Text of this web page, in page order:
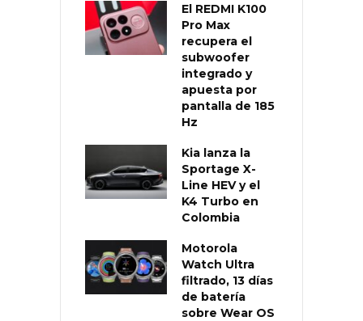
El REDMI K100
Pro Max
recupera el
subwoofer
integrado y
apuesta por
pantalla de 185
Hz
Kia lanza la
Sportage X-
Line HEV y el
K4 Turbo en
Colombia
Motorola
Watch Ultra
filtrado, 13 días
de batería
sobre Wear OS